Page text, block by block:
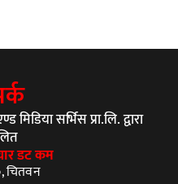
मिडिया सर्भिस प्रा.लि. द्वारा
डट कम
चितवन